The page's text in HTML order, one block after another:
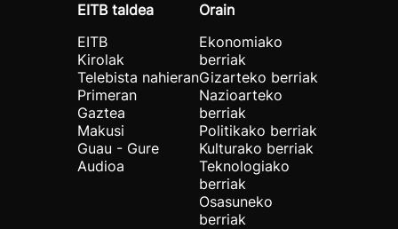
EITB taldea
EITB
Kirolak
Telebista nahieran
Primeran
Gaztea
Makusi
Guau - Gure
Audioa
Orain
Ekonomiako
berriak
Gizarteko berriak
Nazioarteko
berriak
Politikako berriak
Kulturako berriak
Teknologiako
berriak
Osasuneko
berriak